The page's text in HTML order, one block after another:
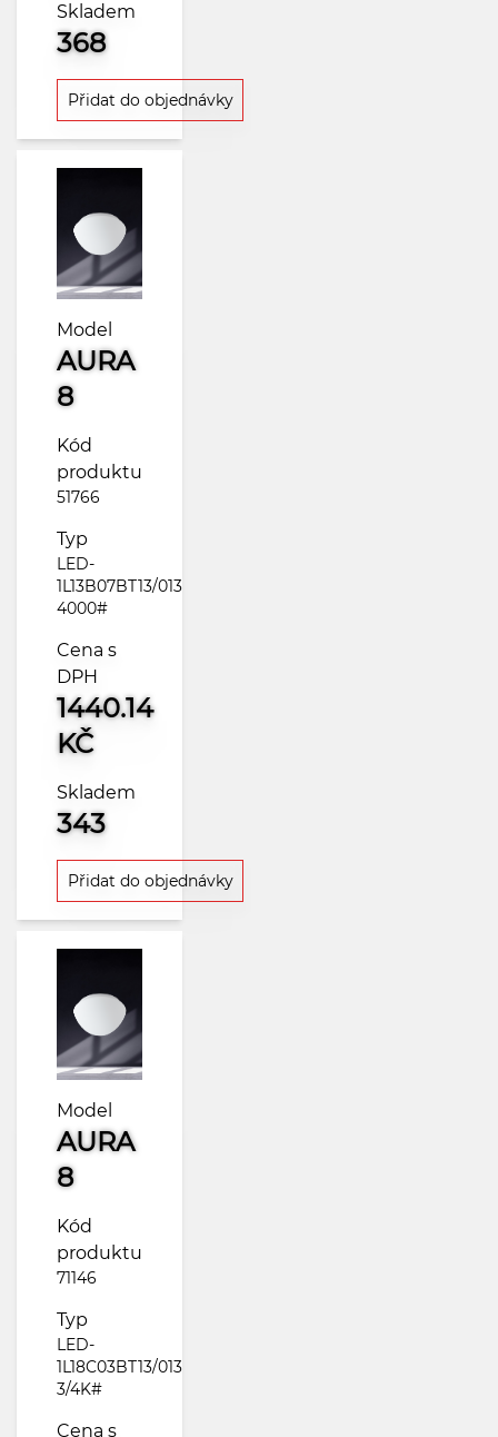
Skladem
368
Přidat do objednávky
Model
AURA
8
Kód
produktu
51766
Typ
LED-
1L13B07BT13/013
4000#
Cena s
DPH
1440.14
KČ
Skladem
343
Přidat do objednávky
Model
AURA
8
Kód
produktu
71146
Typ
LED-
1L18C03BT13/013
3/4K#
Cena s